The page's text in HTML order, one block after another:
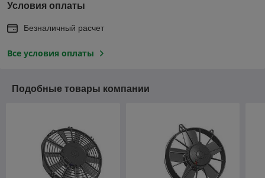
Условия оплаты
Безналичный расчет
Все условия оплаты
Подобные товары компании